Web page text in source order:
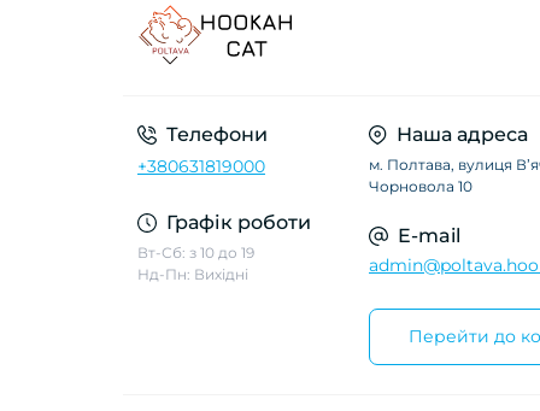
Телефони
+380631819000
Графік роботи
Вт-Сб: з 10 до 19
Нд-Пн: Вихідні
Наша адреса
м. Полтава, вулиця
Чорновола 10
E-mail
Перейти до